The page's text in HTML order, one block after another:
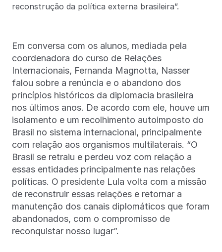
reconstrução da política externa brasileira”.
Em conversa com os alunos, mediada pela
coordenadora do curso de Relações
Internacionais, Fernanda Magnotta, Nasser
falou sobre a renúncia e o abandono dos
princípios históricos da diplomacia brasileira
nos últimos anos. De acordo com ele, houve um
isolamento e um recolhimento autoimposto do
Brasil no sistema internacional, principalmente
com relação aos organismos multilaterais. “O
Brasil se retraiu e perdeu voz com relação a
essas entidades principalmente nas relações
políticas. O presidente Lula volta com a missão
de reconstruir essas relações e retornar a
manutenção dos canais diplomáticos que foram
abandonados, com o compromisso de
reconquistar nosso lugar”.